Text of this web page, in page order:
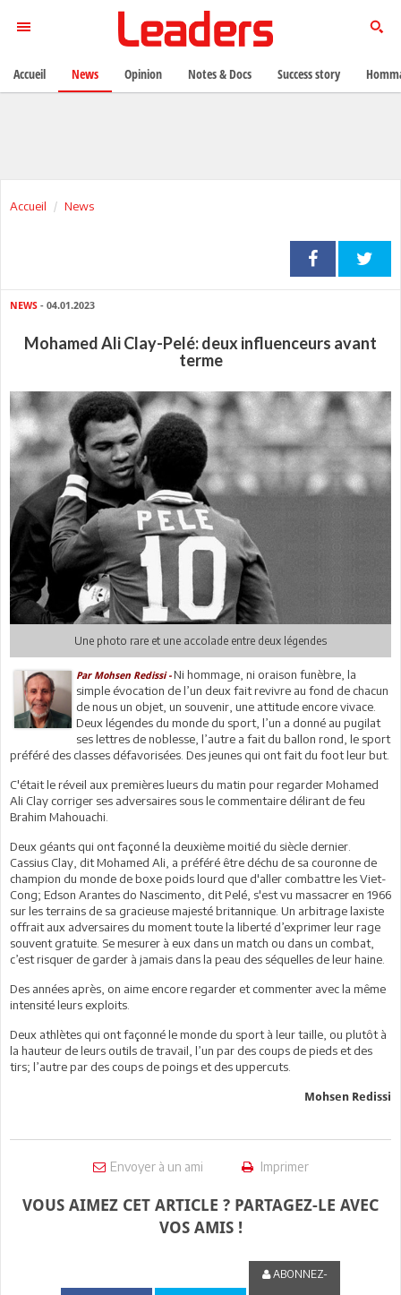
Accueil News
NEWS - 04.01.2023
Mohamed Ali Clay-Pelé: deux influenceurs avant
terme
Une photo rare et une accolade entre deux légendes
Par Mohsen Redissi -Ni hommage, ni oraison funèbre, la
simple évocation de l’un deux fait revivre au fond de chacun
de nous un objet, un souvenir, une attitude encore vivace.
Deux légendes du monde du sport, l’un a donné au pugilat
ses lettres de noblesse, l’autre a fait du ballon rond, le sport
préféré des classes défavorisées. Des jeunes qui ont fait du foot leur but.
C'était le réveil aux premières lueurs du matin pour regarder Mohamed
Ali Clay corriger ses adversaires sous le commentaire délirant de feu
Brahim Mahouachi.
Deux géants qui ont façonné la deuxième moitié du siècle dernier.
Cassius Clay, dit Mohamed Ali, a préféré être déchu de sa couronne de
champion du monde de boxe poids lourd que d'aller combattre les Viet-
Cong; Edson Arantes do Nascimento, dit Pelé, s'est vu massacrer en 1966
sur les terrains de sa gracieuse majesté britannique. Un arbitrage laxiste
offrait aux adversaires du moment toute la liberté d’exprimer leur rage
souvent gratuite. Se mesurer à eux dans un match ou dans un combat,
c’est risquer de garder à jamais dans la peau des séquelles de leur haine.
Des années après, on aime encore regarder et commenter avec la même
intensité leurs exploits.
Deux athlètes qui ont façonné le monde du sport à leur taille, ou plutôt à
la hauteur de leurs outils de travail, l’un par des coups de pieds et des
tirs; l’autre par des coups de poings et des uppercuts.
Mohsen Redissi
Envoyer à un ami Imprimer
VOUS AIMEZ CET ARTICLE ? PARTAGEZ-LE AVEC
VOS AMIS !
ABONNEZ-
Accueil News Opinion Notes & Docs Success story